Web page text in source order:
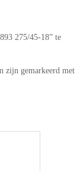
275/45-18” te
zijn gemarkeerd met